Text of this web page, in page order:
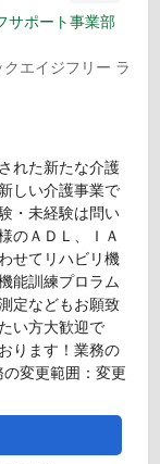
サポート事業部
エイジフリー ラ
れた新たな介護
しい介護事業で
・未経験は問い
のＡＤＬ、ＩＡ
せてリハビリ機
能訓練プロラム
定などもお願致
い方大歓迎で
ります！業務の
変更範囲：変更